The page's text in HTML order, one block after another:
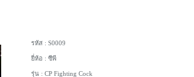
รหัส : S0009
ยี่ห้อ : ซีพี
รุ่น : CP Fighting Cock